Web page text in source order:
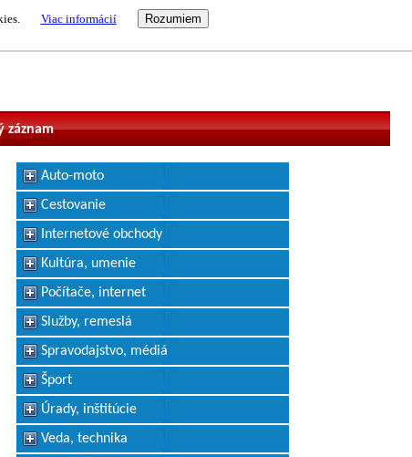
Viac informácií
záznam
Auto-moto
Cestovanie
Internetové obchody
Kultúra, umenie
Počítače, internet
Služby, remeslá
Spravodajstvo, médiá
Šport
Úrady, inštitúcie
Veda, technika